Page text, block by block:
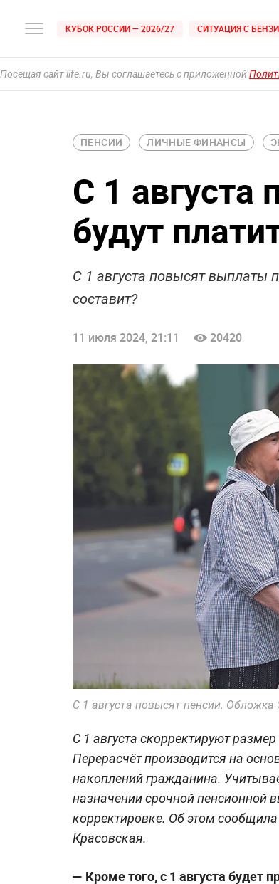
КУБОК РОССИИ — 2026/27 СИТУАЦИЯ С
Посещая сайт life.ru, Вы соглашаетесь с приложенной
ПЕНСИИ ЛИЧНЫЕ ФИНАНСЫ
С 1 августа
будут
С 1 августа повысят выплаты
составит?
11 июля 2024, 21:11 20420
С 1 августа повысят пенсии.
С 1 августа скорректируют
Перерасчёт производится на
накоплений гражданина.
назначении срочной пенсионной
корректировке. Об этом
Красовская.
— Кроме того, с 1 августа будет